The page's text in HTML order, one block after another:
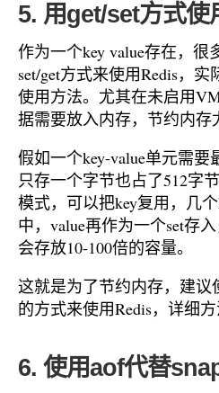
5. 用get/set方式使
作为一个key value存在，很
set/get方式来使用Redis，
使用方法。尤其在未启用
据需要放入内存，节约内存
假如一个key-value单元需
只存一个字节也占了512字
模式，可以把key复用，几
中，value再作为一个set存
会存放10-100倍的容量。
这就是为了节约内存，建议
的方式来使用Redis，详细方
6. 使用aof代替